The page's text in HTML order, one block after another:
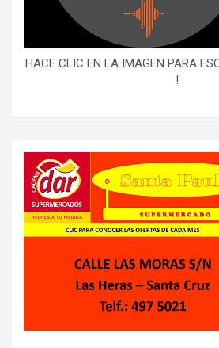
HACE CLIC EN LA IMAGEN PARA
!